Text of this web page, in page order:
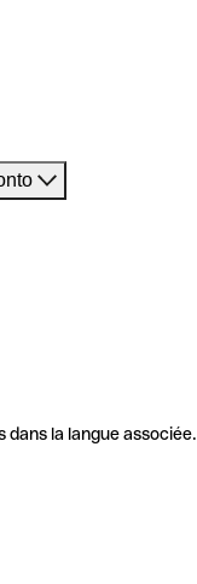
la langue associée.